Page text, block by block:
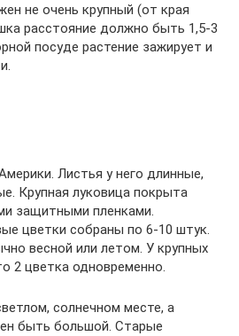
не очень крупный (от края
расстояние должно быть 1,5-3
посуде растение зажирует и
Листья у него длинные,
Крупная луковица покрыта
защитными пленками.
цветки собраны по 6-10 штук.
весной или летом. У крупных
2 цветка одновременно.
солнечном месте, а
быть большой. Старые